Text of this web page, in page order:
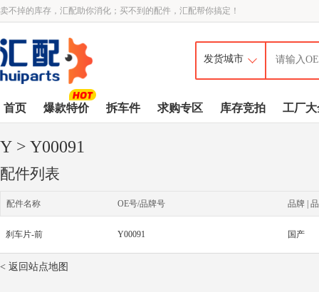
卖不掉的库存，汇配助你消化；买不到的配件，汇配帮你搞定！
首页 爆款特价 拆车件 求购专区 库存竞拍 工厂大
Y > Y00091
配件列表
配件名称 OE号/品牌号 品牌 |
刹车片-前 Y00091 国产
< 返回站点地图